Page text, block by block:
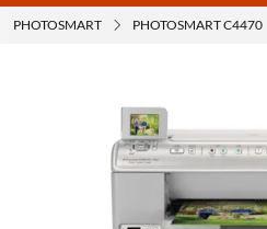
PHOTOSMART PHOTOSMART C4470